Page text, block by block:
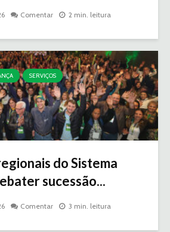
Comentar 2 min. leitura
SERVIÇOS
do Sistema
sucessão...
Comentar 3 min. leitura